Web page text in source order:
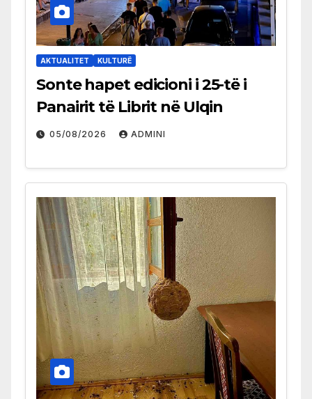
AKTUALITET KULTURË
Sonte hapet edicioni i 25-të i
Panairit të Librit në Ulqin
05/08/2026 ADMINI